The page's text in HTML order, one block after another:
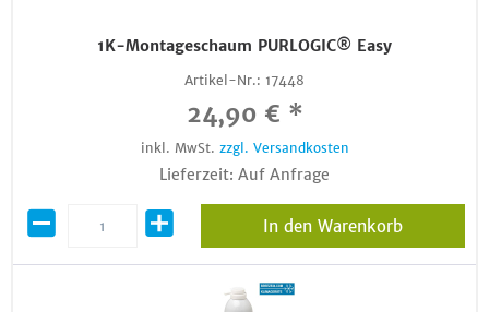
1K-Montageschaum PURLOGIC® Easy
Artikel-Nr.: 17448
24,90 € *
inkl. MwSt. zzgl. Versandkosten
Lieferzeit: Auf Anfrage
In den Warenkorb